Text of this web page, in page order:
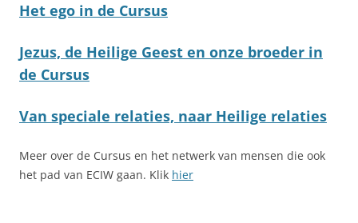
Het ego in de Cursus
Jezus, de Heilige Geest en onze broeder in
de Cursus
Van speciale relaties, naar Heilige relaties
Meer over de Cursus en het netwerk van mensen die ook
het pad van ECIW gaan. Klik hier